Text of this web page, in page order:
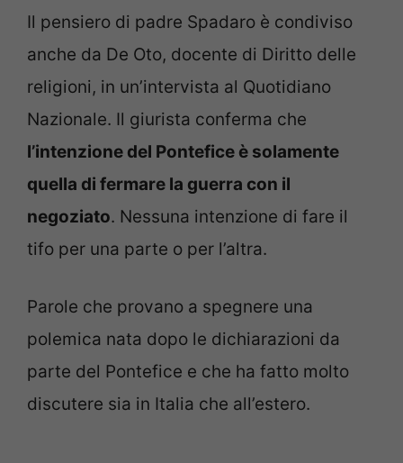
Il pensiero di padre Spadaro è condiviso
anche da De Oto, docente di Diritto delle
religioni, in un’intervista al Quotidiano
Nazionale. Il giurista conferma che
l’intenzione del Pontefice è solamente
quella di fermare la guerra con il
negoziato. Nessuna intenzione di fare il
tifo per una parte o per l’altra.
Parole che provano a spegnere una
polemica nata dopo le dichiarazioni da
parte del Pontefice e che ha fatto molto
discutere sia in Italia che all’estero.